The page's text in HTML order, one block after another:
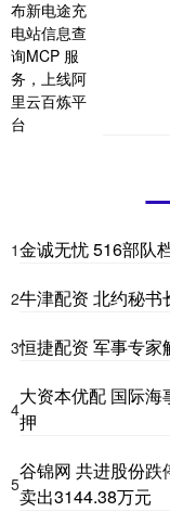
1金诚无忧 516部队
2牛津配资 北约秘书
3恒捷配资 军事专
4
大资本优配 国际
押
5
谷锦网 共进股份跌
卖出3144.38万元